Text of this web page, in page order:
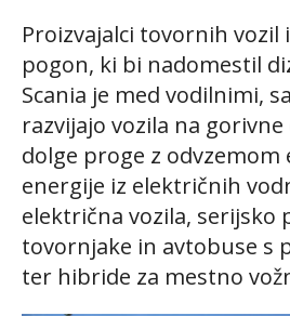
Proizvajalci tovornih vozil
pogon, ki bi nadomestil
Scania je med vodilnimi,
razvijajo vozila na
dolge proge z odvzemom
energije iz električnih
električna vozila, serijsko
tovornjake in avtobuse s
ter hibride za mestno